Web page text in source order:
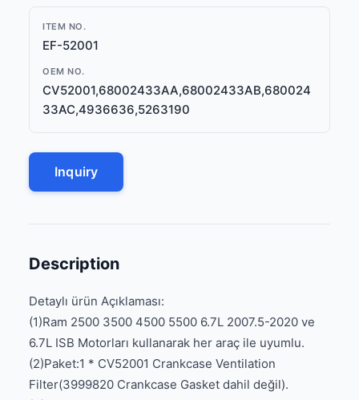
ITEM NO.
EF-52001
OEM NO.
CV52001,68002433AA,68002433AB,680024
33AC,4936636,5263190
Inquiry
Description
Detaylı ürün Açıklaması:
(1)Ram 2500 3500 4500 5500 6.7L 2007.5-2020 ve
6.7L ISB Motorları kullanarak her araç ile uyumlu.
(2)Paket:1 * CV52001 Crankcase Ventilation
Filter(3999820 Crankcase Gasket dahil değil).